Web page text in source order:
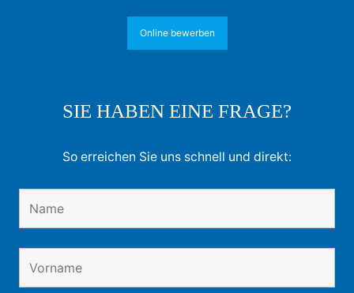
Online bewerben
SIE HABEN EINE FRAGE?
So erreichen Sie uns schnell und direkt: